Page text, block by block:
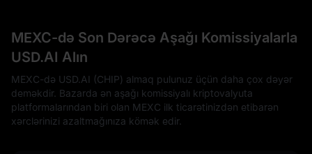
MEXC-də Son Dərəcə Aşağı Komissiyalarla
USD.AI Alın
MEXC-də USD.AI (CHIP) almaq pulunuz üçün daha çox dəyər
deməkdir. Bazarda ən aşağı komissiyalı kriptovalyuta
platformalarından biri olan MEXC ilk ticarətinizdən etibarən
xərclərinizi azaltmağınıza kömək edir.